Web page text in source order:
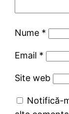
Nume *
Email *
Site web
Notifică-